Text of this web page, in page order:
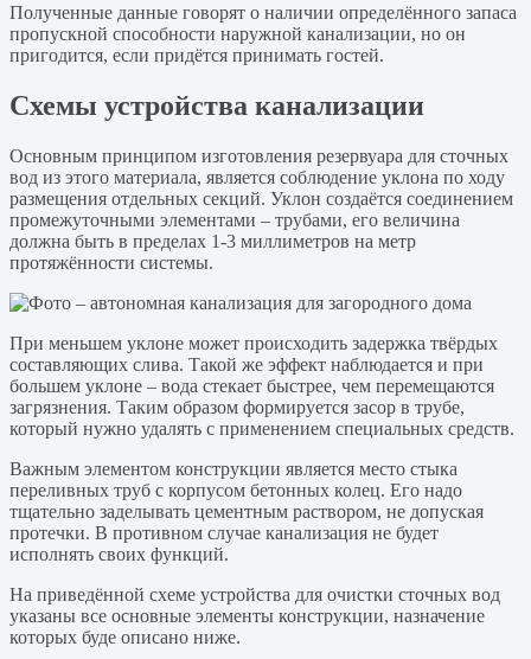
Полученные данные говорят о наличии определённого запаса
пропускной способности наружной канализации, но он
пригодится, если придётся принимать гостей.
Схемы устройства канализации
Основным принципом изготовления резервуара для сточных
вод из этого материала, является соблюдение уклона по ходу
размещения отдельных секций. Уклон создаётся соединением
промежуточными элементами – трубами, его величина
должна быть в пределах 1-3 миллиметров на метр
протяжённости системы.
При меньшем уклоне может происходить задержка твёрдых
составляющих слива. Такой же эффект наблюдается и при
большем уклоне – вода стекает быстрее, чем перемещаются
загрязнения. Таким образом формируется засор в трубе,
который нужно удалять с применением специальных средств.
Важным элементом конструкции является место стыка
переливных труб с корпусом бетонных колец. Его надо
тщательно заделывать цементным раствором, не допуская
протечки. В противном случае канализация не будет
исполнять своих функций.
На приведённой схеме устройства для очистки сточных вод
указаны все основные элементы конструкции, назначение
которых буде описано ниже.